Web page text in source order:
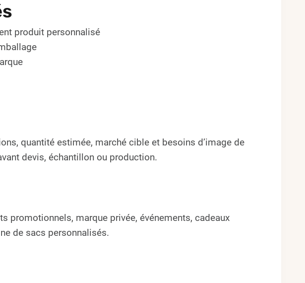
produit personnalisé
quantité estimée, marché cible et besoins d’image de
devis, échantillon ou production.
promotionnels, marque privée, événements, cadeaux
de sacs personnalisés.